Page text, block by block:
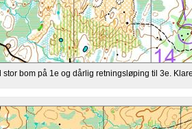
stor bom på 1e og dårlig retningsløping til 3e.